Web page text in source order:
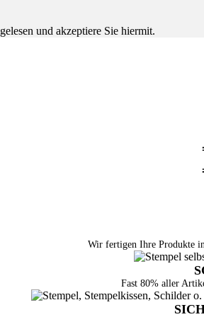
gelesen und akzeptiere Sie hiermit.
Wir fertigen Ihre Produkte
Fast 80% aller